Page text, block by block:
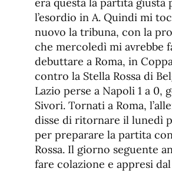
era questa la partita giusta
l’esordio in A. Quindi mi
nuovo la tribuna, con la
che mercoledì mi avrebbe
debuttare a Roma, in
contro la Stella Rossa di
Lazio perse a Napoli 1 a 0,
Sivori. Tornati a Roma,
disse di ritornare il lunedì
per preparare la partita
Rossa. Il giorno seguente
fare colazione e appresi